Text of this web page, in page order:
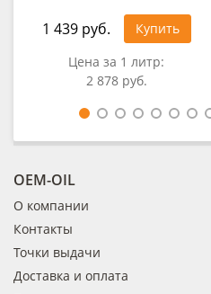
1 439 руб.
Купить
Цена за 1 литр:
2 878 руб.
OEM-OIL
О компании
Контакты
Точки выдачи
Доставка и оплата